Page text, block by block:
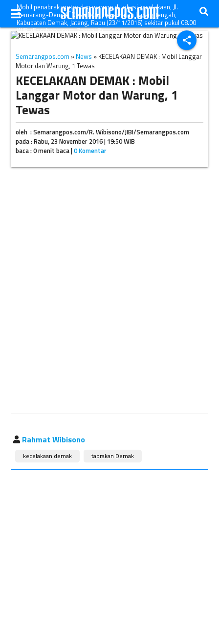
share
Mobil penabrak motor dan warung di lokasi kecelakaan, Jl.
Semarang-Demak, Desa Batu, Kecamatan Karangtengah,
Kabupaten Demak, Jateng, Rabu (23/11/2016) sekitar pukul 08.00
WIB. (Facebook.com-Zaenal R)
Semarangpos.com » News » KECELAKAAN DEMAK : Mobil Langgar
Motor dan Warung, 1 Tewas
KECELAKAAN DEMAK : Mobil
Langgar Motor dan Warung, 1
Tewas
oleh : Semarangpos.com/R. Wibisono/JIBI/Semarangpos.com
pada : Rabu, 23 November 2016 | 19:50 WIB
baca : 0 menit baca |0 Komentar
Rahmat Wibisono
kecelakaan demak tabrakan Demak